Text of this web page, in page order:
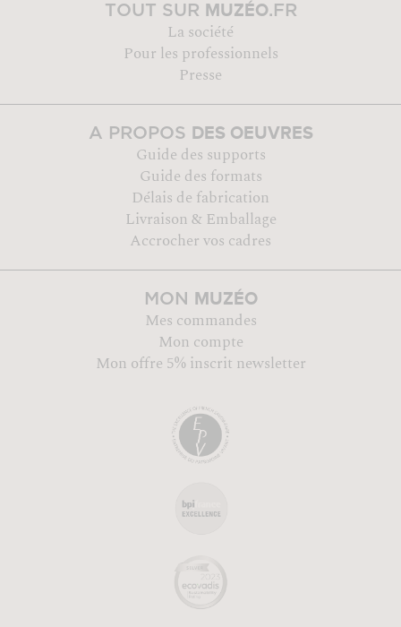
TOUT SUR MUZÉO.FR
La société
Pour les professionnels
Presse
A PROPOS DES OEUVRES
Guide des supports
Guide des formats
Délais de fabrication
Livraison & Emballage
Accrocher vos cadres
MON MUZÉO
Mes commandes
Mon compte
Mon offre 5% inscrit newsletter